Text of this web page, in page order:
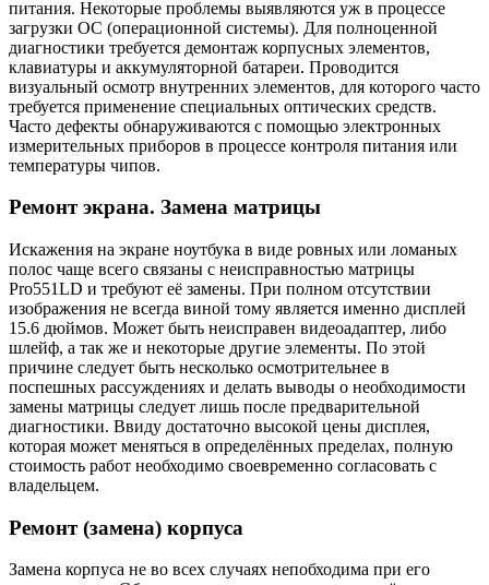
питания. Некоторые проблемы выявляются уж в процессе
загрузки ОС (операционной системы). Для полноценной
диагностики требуется демонтаж корпусных элементов,
клавиатуры и аккумуляторной батареи. Проводится
визуальный осмотр внутренних элементов, для которого часто
требуется применение специальных оптических средств.
Часто дефекты обнаруживаются с помощью электронных
измерительных приборов в процессе контроля питания или
температуры чипов.
Ремонт экрана. Замена матрицы
Искажения на экране ноутбука в виде ровных или ломаных
полос чаще всего связаны с неисправностью матрицы
Pro551LD и требуют её замены. При полном отсутствии
изображения не всегда виной тому является именно дисплей
15.6 дюймов. Может быть неисправен видеоадаптер, либо
шлейф, а так же и некоторые другие элементы. По этой
причине следует быть несколько осмотрительнее в
поспешных рассуждениях и делать выводы о необходимости
замены матрицы следует лишь после предварительной
диагностики. Ввиду достаточно высокой цены дисплея,
которая может меняться в определённых пределах, полную
стоимость работ необходимо своевременно согласовать с
владельцем.
Ремонт (замена) корпуса
Замена корпуса не во всех случаях непобходима при его